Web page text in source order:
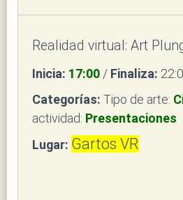
Realidad virtual: Art
Inicia: 17:00 / Finaliza:
Categorías: Tipo de arte:
actividad: Presentaciones
Lugar: Gartos VR